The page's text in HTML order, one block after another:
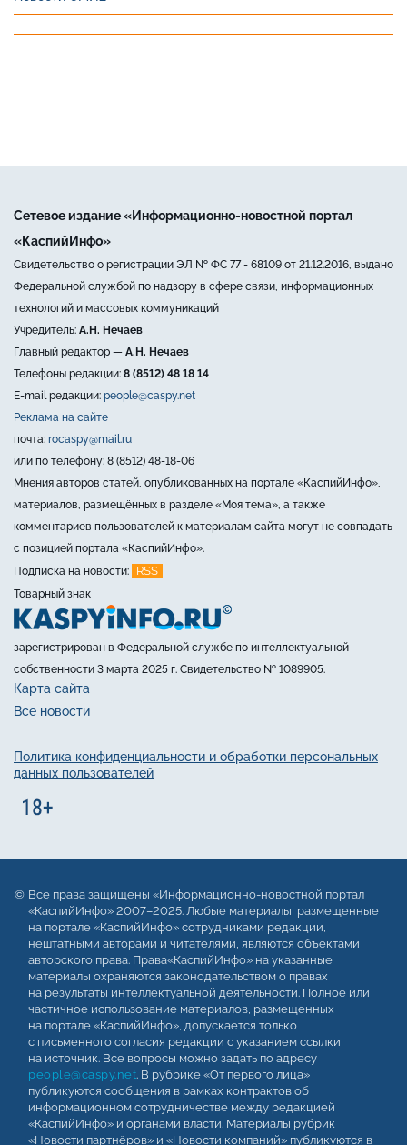
Сетевое издание «Информационно-новостной портал
«КаспийИнфо»
Свидетельство о регистрации ЭЛ № ФС 77 - 68109 от 21.12.2016, выдано
Федеральной службой по надзору в сфере связи, информационных
технологий и массовых коммуникаций
Учредитель: А.Н. Нечаев
Главный редактор — А.Н. Нечаев
Телефоны редакции: 8 (8512) 48 18 14
E-mail редакции: people@caspy.net
Реклама на сайте
почта: rocaspy@mail.ru
или по телефону: 8 (8512) 48-18-06
Мнения авторов статей, опубликованных на портале «КаспийИнфо»,
материалов, размещённых в разделе «Моя тема», а также
комментариев пользователей к материалам сайта могут не совпадать
с позицией портала «КаспийИнфо».
Подписка на новости:
RSS
Товарный знак
зарегистрирован в Федеральной службе по интеллектуальной
собственности 3 марта 2025 г. Свидетельство № 1089905.
Карта сайта
Все новости
Политика конфиденциальности и обработки персональных
данных пользователей
Все права защищены «Информационно-новостной портал
«КаспийИнфо» 2007–2025. Любые материалы, размещенные
на портале «КаспийИнфо» сотрудниками редакции,
нештатными авторами и читателями, являются объектами
авторского права. Права«КаспийИнфо» на указанные
материалы охраняются законодательством о правах
на результаты интеллектуальной деятельности. Полное или
частичное использование материалов, размещенных
на портале «КаспийИнфо», допускается только
с письменного согласия редакции с указанием ссылки
на источник. Все вопросы можно задать по адресу
people@caspy.net. В рубрике «От первого лица»
публикуются сообщения в рамках контрактов об
информационном сотрудничестве между редакцией
«КаспийИнфо» и органами власти. Материалы рубрик
«Новости партнёров» и «Новости компаний» публикуются в